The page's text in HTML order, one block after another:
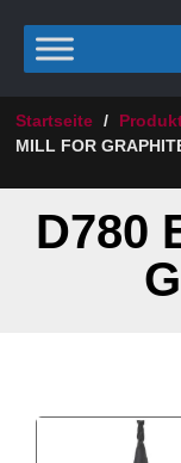
Startseite /
MILL FOR
D780